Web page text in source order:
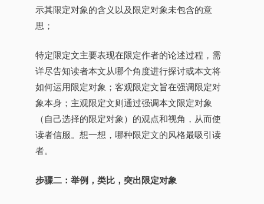
示其限定对象的含义以及限定对象未包含的意
思；
特定限定文主要表现在限定作者的论述过程，需
详尽告知读者本文从哪个角度进行探讨或本文将
如何运用限定对象；客观限定文旨在强调限定对
象本身；主观限定文则通过强调本文限定对象
（自己选择的限定对象）的观点和视角，从而使
读者信服。想一想，哪种限定文的风格最吸引读
者。
步骤二：举例，类比，突出限定对象